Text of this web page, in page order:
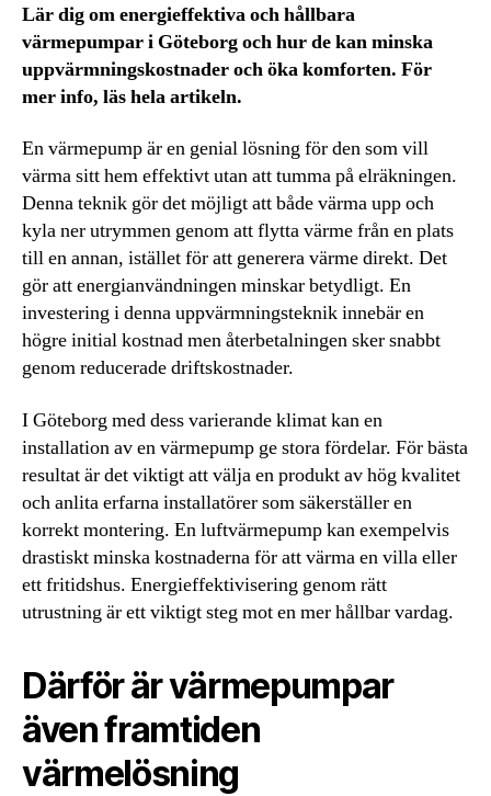
Lär dig om energieffektiva och hållbara
värmepumpar i Göteborg och hur de kan minska
uppvärmningskostnader och öka komforten. För
mer info, läs hela artikeln.
En värmepump är en genial lösning för den som vill
värma sitt hem effektivt utan att tumma på elräkningen.
Denna teknik gör det möjligt att både värma upp och
kyla ner utrymmen genom att flytta värme från en plats
till en annan, istället för att generera värme direkt. Det
gör att energianvändningen minskar betydligt. En
investering i denna uppvärmningsteknik innebär en
högre initial kostnad men återbetalningen sker snabbt
genom reducerade driftskostnader.
I Göteborg med dess varierande klimat kan en
installation av en värmepump ge stora fördelar. För bästa
resultat är det viktigt att välja en produkt av hög kvalitet
och anlita erfarna installatörer som säkerställer en
korrekt montering. En luftvärmepump kan exempelvis
drastiskt minska kostnaderna för att värma en villa eller
ett fritidshus. Energieffektivisering genom rätt
utrustning är ett viktigt steg mot en mer hållbar vardag.
Därför är värmepumpar
även framtiden
värmelösning